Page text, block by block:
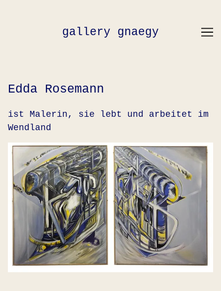
gallery gnaegy
Edda Rosemann
ist Malerin, sie lebt und arbeitet im
Wendland